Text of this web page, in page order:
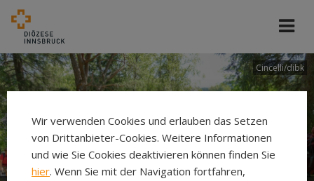
Cincelli/dibk
Wir verwenden Cookies und erlauben das Setzen
von Drittanbieter-Cookies. Weitere Informationen
und wie Sie Cookies deaktivieren können finden Sie
hier. Wenn Sie mit der Navigation fortfahren,